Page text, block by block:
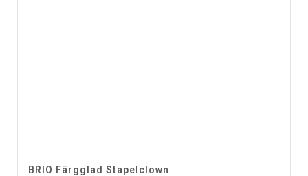
BRIO Färgglad Stapelclown